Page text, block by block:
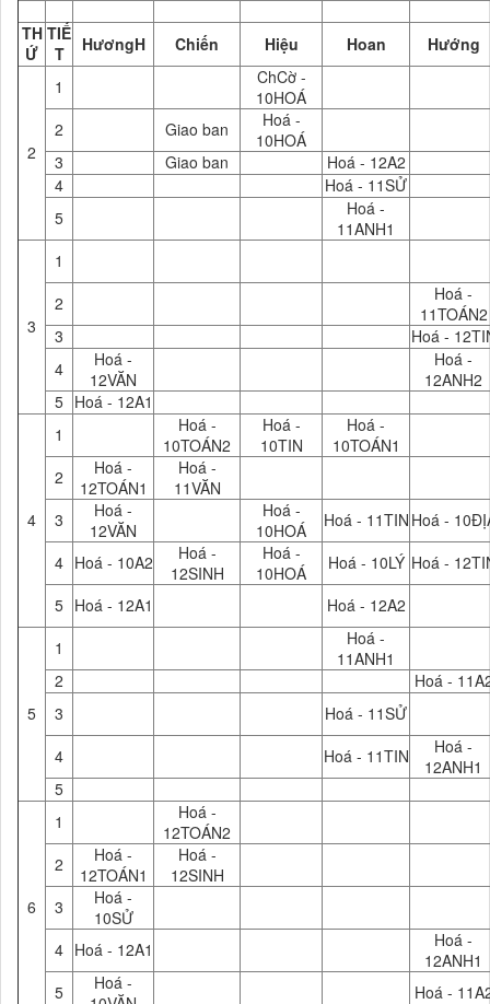
TH
Ứ
TIẾ
T
HươngH Chiến Hiệu Hoan Hướng
2
1
ChCờ -
10HOÁ
2
Giao ban
Hoá -
10HOÁ
3
Giao ban
Hoá - 12A2
4
Hoá - 11SỬ
5
Hoá -
11ANH1
3
1
2
Hoá -
11TOÁN2
3
Hoá -
4
Hoá -
12VĂN
Hoá -
12ANH2
5 Hoá - 12A1
4
1
Hoá -
10TOÁN2
Hoá -
10TIN
Hoá -
10TOÁN1
2
Hoá -
12TOÁN1
Hoá -
11VĂN
3
Hoá -
12VĂN
Hoá -
10HOÁ
Hoá - 11TIN Hoá -
4 Hoá - 10A2
Hoá -
12SINH
Hoá -
10HOÁ
Hoá - 10LÝ Hoá -
5 Hoá - 12A1 Hoá - 12A2
5
1
Hoá -
11ANH1
2
Hoá -
3
Hoá - 11SỬ
4
Hoá - 11TIN
Hoá -
12ANH1
5
6
1
Hoá -
12TOÁN2
2
Hoá -
12TOÁN1
Hoá -
12SINH
3
Hoá -
10SỬ
4 Hoá - 12A1
Hoá -
12ANH1
5
Hoá -
Hoá -